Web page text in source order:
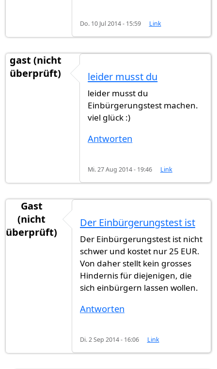
Do. 10 Jul 2014 - 15:59 Link
gast (nicht
überprüft)
leider musst du
leider musst du
Einbürgerungstest machen.
viel glück :)
Antworten
Mi. 27 Aug 2014 - 19:46 Link
Gast
(nicht
überprüft)
Der Einbürgerungstest ist
Der Einbürgerungstest ist nicht
schwer und kostet nur 25 EUR.
Von daher stellt kein grosses
Hindernis für diejenigen, die
sich einbürgern lassen wollen.
Antworten
Di. 2 Sep 2014 - 16:06 Link